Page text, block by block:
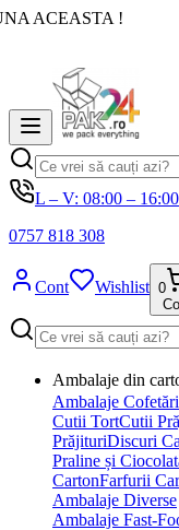
ACEASTA !
L – V: 08:00 – 16:00
0757 818 308
Cont Wishlist 0
Ambalaje din
Ambalaje
Cutii TortCutii
PrăjituriDiscuri
Praline și
CartonFarfurii
Ambalaje Diverse
Ambalaje Fast-